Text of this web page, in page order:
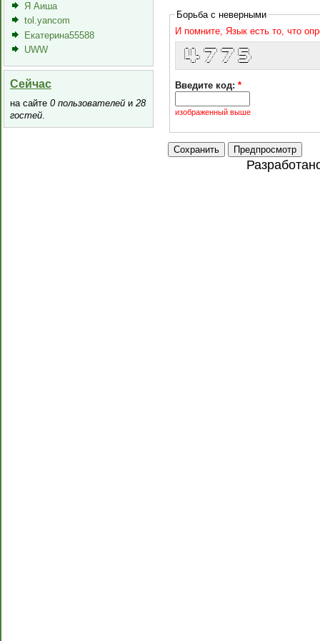
Я Аиша
tol.yancom
Екатерина55588
UWW
Сейчас
на сайте 0 пользователей и 28
гостей.
Борьба с неверными
И помните, Язык есть то, что
| || |   |___  | |___  | | ___|
| || |_     / /     / /  |___ \
|__   _|   / /     / /    ___) |
    |_|    /_/     /_/    |____/
Введите код: *
изображенный выше